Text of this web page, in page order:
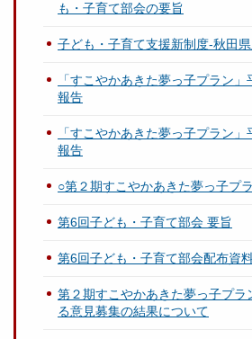
も・子育て部会の要旨
子ども・子育て支援新制度-秋田
「すこやかあきた夢っ子プラン
報告
「すこやかあきた夢っ子プラン
報告
○第２期すこやかあきた夢っ子プ
第6回子ども・子育て部会 要旨
第6回子ども・子育て部会配布資
第２期すこやかあきた夢っ子プラ
る意見募集の結果について